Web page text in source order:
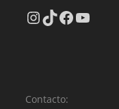
Contacto: